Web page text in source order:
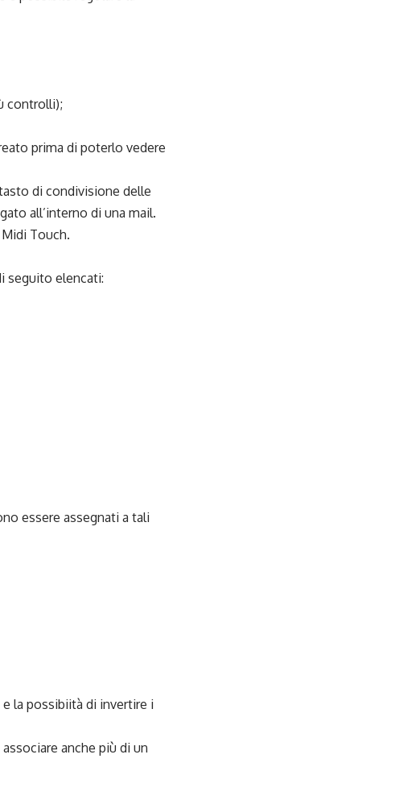
controlli);
prima di poterlo vedere
di condivisione delle
all’interno di una mail.
Touch.
seguito elencati:
essere assegnati a tali
la possibiità di invertire i
anche più di un